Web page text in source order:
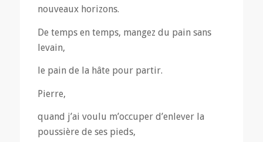
nouveaux horizons.
De temps en temps, mangez du pain sans
levain,
le pain de la hâte pour partir.
Pierre,
quand j’ai voulu m’occuper d’enlever la
poussière de ses pieds,